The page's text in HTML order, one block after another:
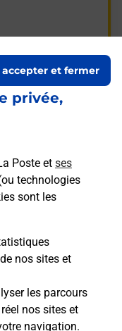
privée,
Poste et ses
technologies
sont les
nos sites et
les parcours
nos sites et
navigation.
accepter et fermer
avec
ce que